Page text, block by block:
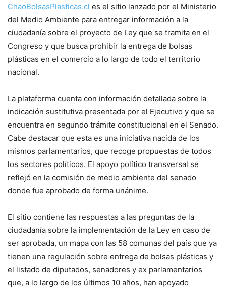
ChaoBolsasPlasticas.cl es el sitio lanzado por el Ministerio
del Medio Ambiente para entregar información a la
ciudadanía sobre el proyecto de Ley que se tramita en el
Congreso y que busca prohibir la entrega de bolsas
plásticas en el comercio a lo largo de todo el territorio
nacional.
La plataforma cuenta con información detallada sobre la
indicación sustitutiva presentada por el Ejecutivo y que se
encuentra en segundo trámite constitucional en el Senado.
Cabe destacar que esta es una iniciativa nacida de los
mismos parlamentarios, que recoge propuestas de todos
los sectores políticos. El apoyo político transversal se
reflejó en la comisión de medio ambiente del senado
donde fue aprobado de forma unánime.
El sitio contiene las respuestas a las preguntas de la
ciudadanía sobre la implementación de la Ley en caso de
ser aprobada, un mapa con las 58 comunas del país que ya
tienen una regulación sobre entrega de bolsas plásticas y
el listado de diputados, senadores y ex parlamentarios
que, a lo largo de los últimos 10 años, han apoyado